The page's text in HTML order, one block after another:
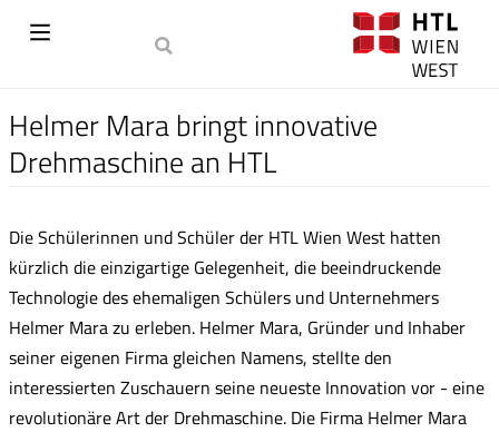
Helmer Mara bringt innovative
Drehmaschine an HTL
Die Schülerinnen und Schüler der HTL Wien West hatten
kürzlich die einzigartige Gelegenheit, die beeindruckende
Technologie des ehemaligen Schülers und Unternehmers
Helmer Mara zu erleben. Helmer Mara, Gründer und Inhaber
seiner eigenen Firma gleichen Namens, stellte den
interessierten Zuschauern seine neueste Innovation vor - eine
revolutionäre Art der Drehmaschine. Die Firma Helmer Mara